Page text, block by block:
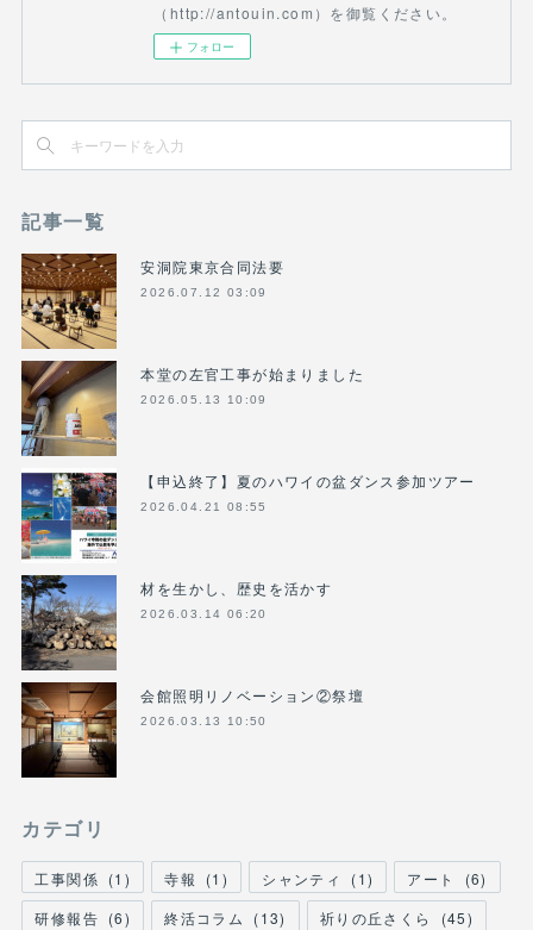
（http://antouin.com）を御覧ください。
フォロー
記事一覧
安洞院東京合同法要
2026.07.12 03:09
本堂の左官工事が始まりました
2026.05.13 10:09
【申込終了】夏のハワイの盆ダンス参加ツアー
2026.04.21 08:55
材を生かし、歴史を活かす
2026.03.14 06:20
会館照明リノベーション②祭壇
2026.03.13 10:50
カテゴリ
工事関係 (1 ) 寺報 (1 ) シャンティ (1) アート (6)
研修報告 (6) 終活コラム (13) 祈りの丘さくら (45)